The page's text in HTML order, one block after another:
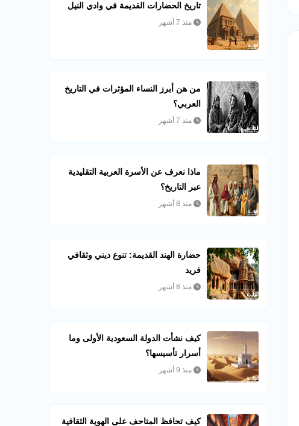
تاريخ الحضارات القديمة في وادي النيل
منذ 7 أشهر
من هن أبرز النساء المؤثرات في التاريخ
العربي؟
منذ 7 أشهر
ماذا نعرف عن الأسرة العربية التقليدية
عبر التاريخ؟
منذ 8 أشهر
حضارة الهند القديمة: تنوع ديني وثقافي
فريد
منذ 8 أشهر
كيف نشأت الدولة السعودية الأولى وما
أسرار تأسيسها؟
منذ 9 أشهر
كيف تحافظ المتاحف على الهوية الثقافية